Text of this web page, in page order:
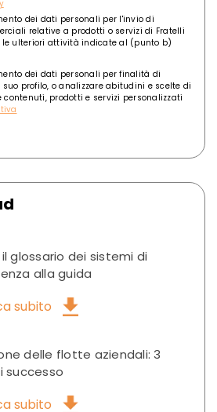
dei dati personali per l'invio di
relative a prodotti o servizi di Fratelli
le ulteriori attività indicate al (punto b)
dei dati personali per finalità di
profilo, o analizzare abitudini e scelte di
contenuti, prodotti e servizi personalizzati
il glossario dei sistemi di
alla guida
subito
delle flotte aziendali: 3
successo
subito